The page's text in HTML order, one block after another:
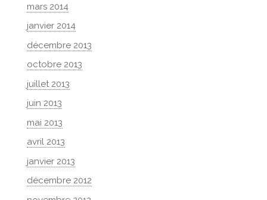
mars 2014
janvier 2014
décembre 2013
octobre 2013
juillet 2013
juin 2013
mai 2013
avril 2013
janvier 2013
décembre 2012